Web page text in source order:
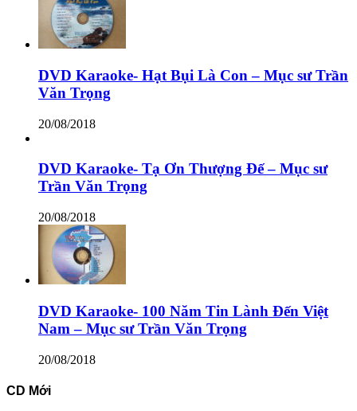
DVD Karaoke- Hạt Bụi Là Con – Mục sư Trần
Văn Trọng
20/08/2018
DVD Karaoke- Tạ Ơn Thượng Đế – Mục sư
Trần Văn Trọng
20/08/2018
DVD Karaoke- 100 Năm Tin Lành Đến Việt
Nam – Mục sư Trần Văn Trọng
20/08/2018
CD Mới